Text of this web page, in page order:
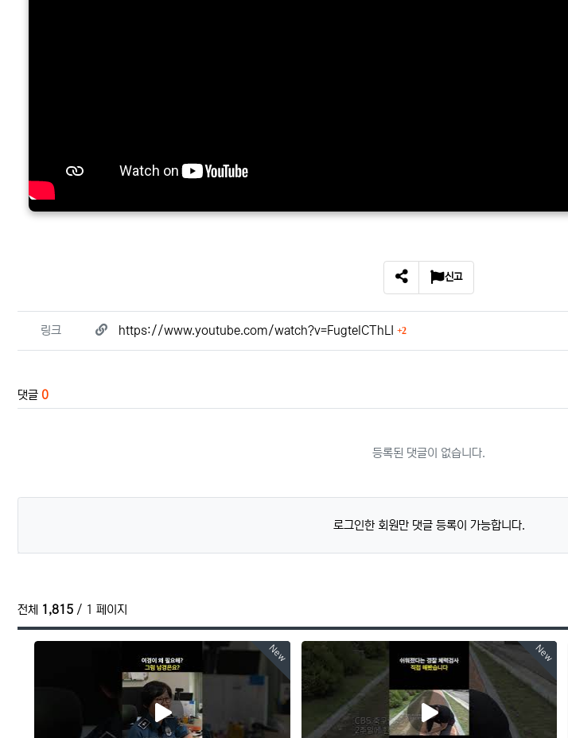
SNS 공유
신고
관련자료
링크 https://www.youtube.com/watch?v=FugtelCThLI 2회 연결
댓글 0
등록된 댓글이 없습니다.
로그인한 회원만 댓글 등록이 가능합니다.
전체 1,815 / 1 페이지
New New